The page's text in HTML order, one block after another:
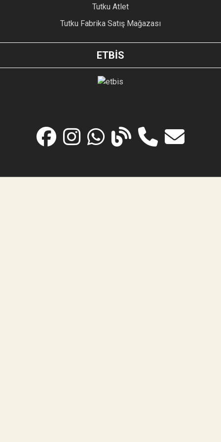
Tutku Atlet
Tutku Fabrika Satış Mağazası
ETBİS